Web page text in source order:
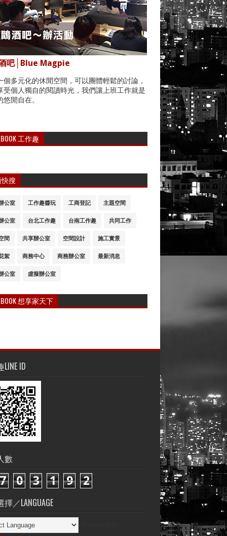
吧│Blue Magpie
個多元化的休閒空間，可以團體輕鬆的討論，
受個人獨自的閱讀時光，我們讓上班工作就是
悠閒自在。
工作趣
搜
公室 工作趣醬玩 工商登記 主題空間
公室 台北工作趣 台南工作趣 共同工作
間 共享辦公室 空間設計 施工實景
絮 商務中心 商務辦公室 最新消息
公室 虛擬辦公室
想享家天下
ID
數
0 3 1 9 2
／LANGUAGE